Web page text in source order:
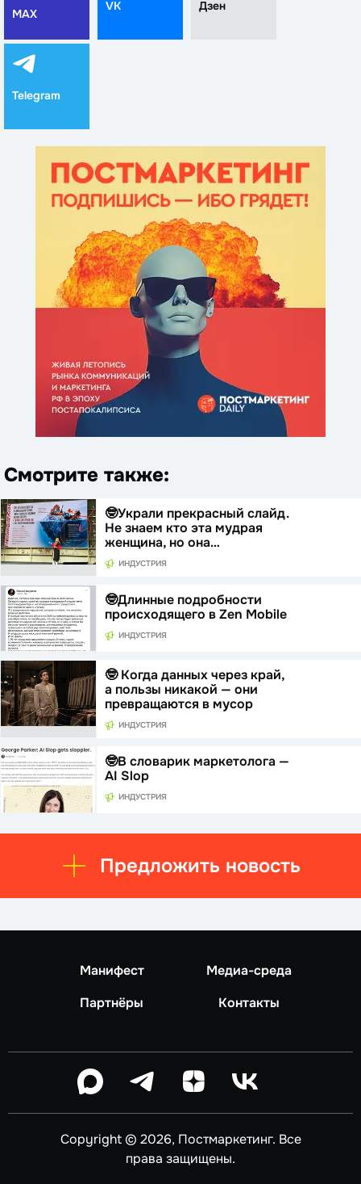
MAX
VK Дзен
Telegram
Смотрите также:
🤓Украли прекрасный слайд.
Не знаем кто эта мудрая
женщина, но она…
ИНДУСТРИЯ
🤓Длинные подробности
происходящего в Zen Mobile
ИНДУСТРИЯ
🤓 Когда данных через край,
а пользы никакой — они
превращаются в мусор
ИНДУСТРИЯ
🤓В словарик маркетолога —
AI Slop
ИНДУСТРИЯ
Предложить новость
Манифест
Медиа-среда
Партнёры
Контакты
Copyright © 2026, Постмаркетинг. Все
права защищены.